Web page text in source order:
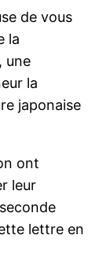
de vous
la
une
la
japonaise
ont
leur
lettre en